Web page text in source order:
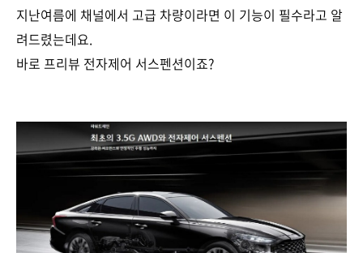
지난여름에 채널에서 고급 차량이라면 이 기능이 필수라고 알
려드렸는데요.
바로 프리뷰 전자제어 서스펜션이죠?